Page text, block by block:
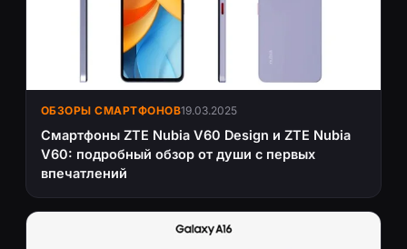
ОБЗОРЫ СМАРТФОНОВ19.03.2025
Смартфоны ZTE Nubia V60 Design и ZTE Nubia
V60: подробный обзор от души с первых
впечатлений